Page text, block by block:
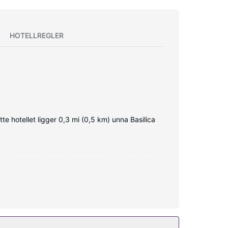
HOTELLREGLER
hotellet ligger 0,3 mi (0,5 km) unna Basilica
og bideer.